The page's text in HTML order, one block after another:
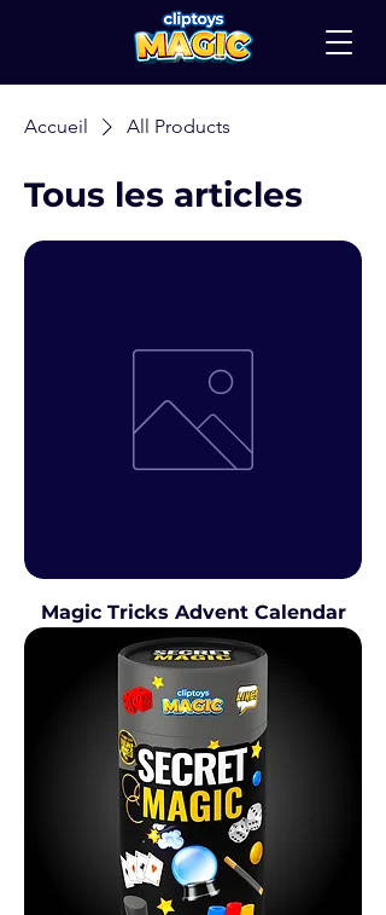
Accueil All Products
Tous les articles
Magic Tricks Advent Calendar